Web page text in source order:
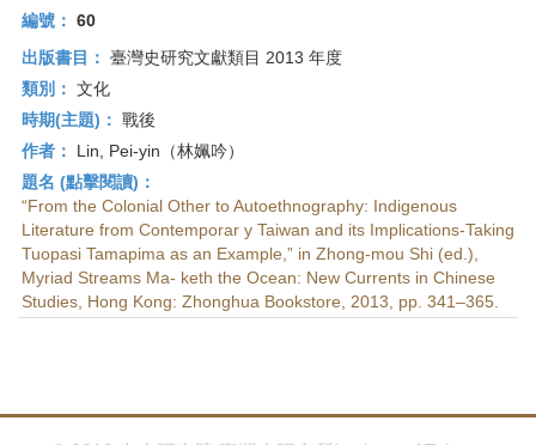
編號： 60
出版書目： 臺灣史研究文獻類目 2013 年度
類別： 文化
時期(主題)： 戰後
作者：
Lin, Pei-yin（林姵吟）
題名 (點擊閱讀)：
“From the Colonial Other to Autoethnography: Indigenous
Literature from Contemporar y Taiwan and its Implications-Taking
Tuopasi Tamapima as an Example,” in Zhong-mou Shi (ed.),
Myriad Streams Ma- keth the Ocean: New Currents in Chinese
Studies, Hong Kong: Zhonghua Bookstore, 2013, pp. 341–365.